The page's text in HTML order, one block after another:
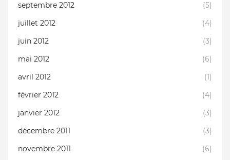
septembre 2012
(5)
juillet 2012
(4)
juin 2012
(3)
mai 2012
(6)
avril 2012
(1)
février 2012
(4)
janvier 2012
(3)
décembre 2011
(3)
novembre 2011
(6)